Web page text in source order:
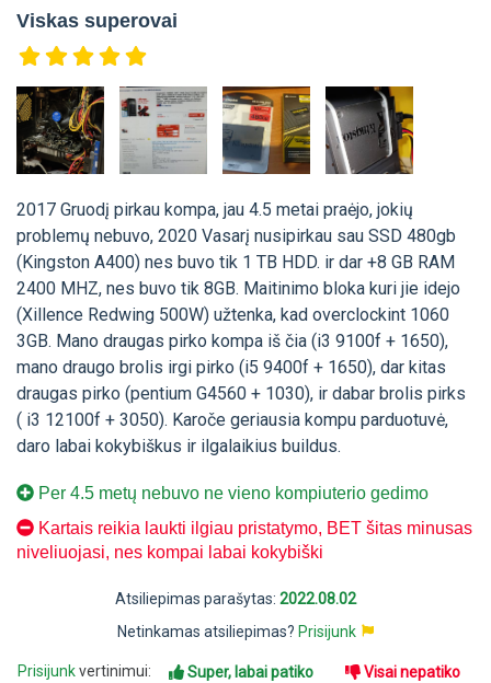
Viskas superovai
2017 Gruodį pirkau kompa, jau 4.5 metai praėjo, jokių
problemų nebuvo, 2020 Vasarį nusipirkau sau SSD 480gb
(Kingston A400) nes buvo tik 1 TB HDD. ir dar +8 GB RAM
2400 MHZ, nes buvo tik 8GB. Maitinimo bloka kuri jie idejo
(Xillence Redwing 500W) užtenka, kad overclockint 1060
3GB. Mano draugas pirko kompa iš čia (i3 9100f + 1650),
mano draugo brolis irgi pirko (i5 9400f + 1650), dar kitas
draugas pirko (pentium G4560 + 1030), ir dabar brolis pirks
( i3 12100f + 3050). Karoče geriausia kompu parduotuvė,
daro labai kokybiškus ir ilgalaikius buildus.
Per 4.5 metų nebuvo ne vieno kompiuterio gedimo
Kartais reikia laukti ilgiau pristatymo, BET šitas minusas
niveliuojasi, nes kompai labai kokybiški
Atsiliepimas parašytas: 2022.08.02
Netinkamas atsiliepimas? Prisijunk
Prisijunkvertinimui: Super, labai patiko Visai nepatiko